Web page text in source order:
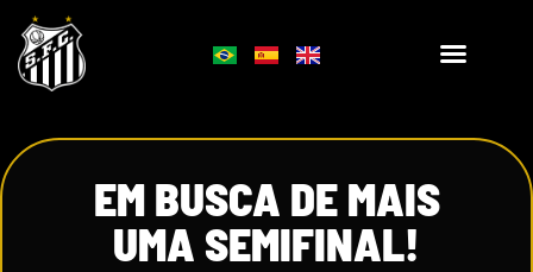
EM BUSCA DE MAIS
UMA SEMIFINAL!